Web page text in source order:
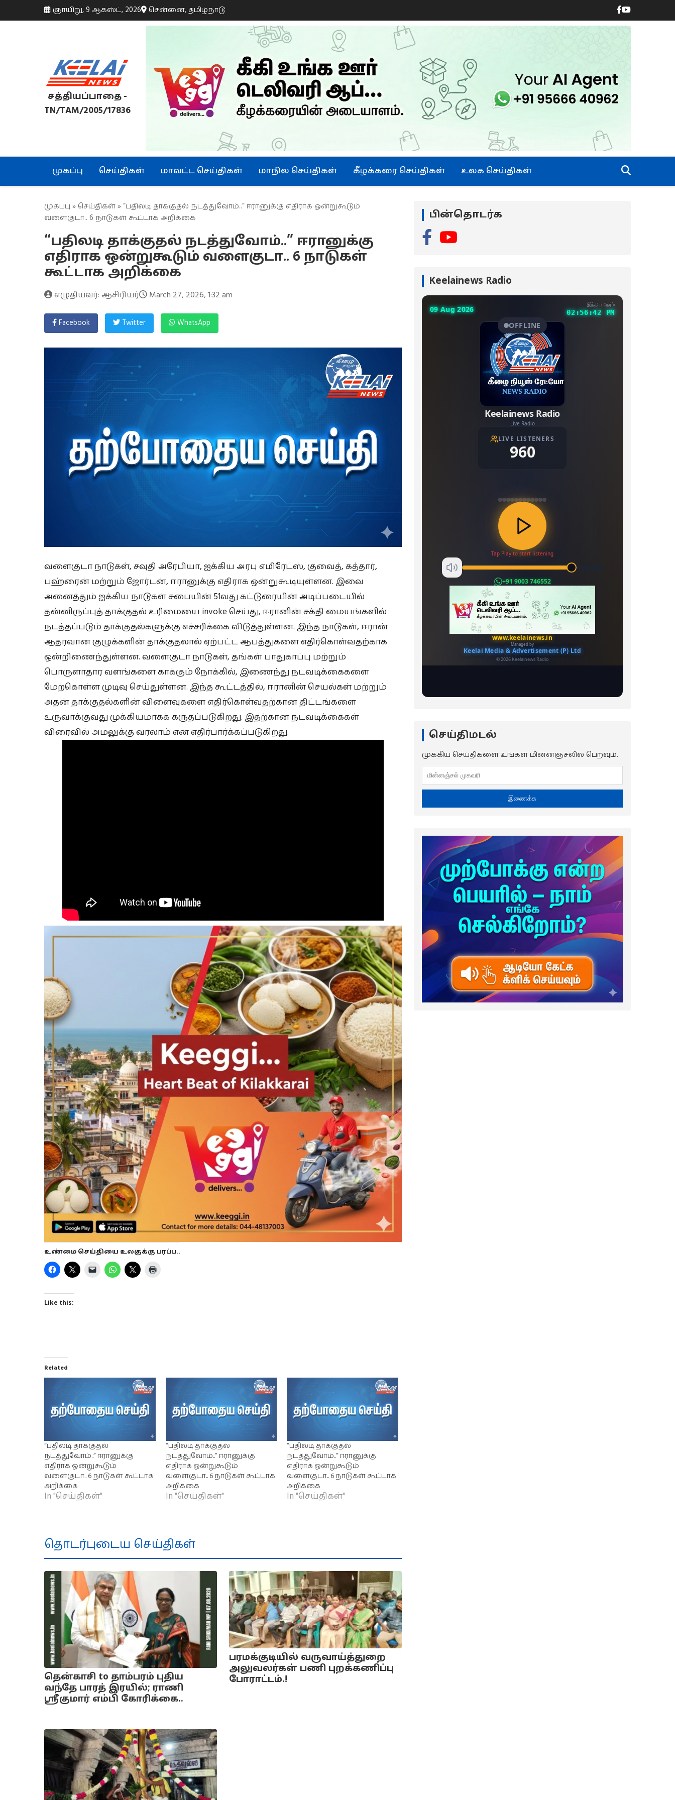
ஞாயிறு, 9 ஆகஸ்ட், 2026 சென்னை, தமிழ்நாடு
சத்தியப்பாதை -
TN/TAM/2005/17836
முகப்பு செய்திகள் மாவட்ட செய்திகள் மாநில செய்திகள் கீழக்கரை செய்திகள் உலக செய்திகள்
முகப்பு » செய்திகள் » “பதிலடி தாக்குதல் நடத்துவோம்..” ஈரானுக்கு எதிராக ஒன்றுகூடும்
வளைகுடா.. 6 நாடுகள் கூட்டாக அறிக்கை
“பதிலடி தாக்குதல் நடத்துவோம்..” ஈரானுக்கு
எதிராக ஒன்றுகூடும் வளைகுடா.. 6 நாடுகள்
கூட்டாக அறிக்கை
எழுதியவர்: ஆசிரியர் March 27, 2026, 1:32 am
Facebook Twitter WhatsApp
வளைகுடா நாடுகள், சவுதி அரேபியா, ஐக்கிய அரபு எமிரேட்ஸ், குவைத், கத்தார்,
பஹ்ரைன் மற்றும் ஜோர்டன், ஈரானுக்கு எதிராக ஒன்றுகூடியுள்ளன. இவை
அனைத்தும் ஐக்கிய நாடுகள் சபையின் 51வது கட்டுரையின் அடிப்படையில்
தன்னிருப்புத் தாக்குதல் உரிமையை invoke செய்து, ஈரானின் சக்தி மையங்களில்
நடத்தப்படும் தாக்குதல்களுக்கு எச்சரிக்கை விடுத்துள்ளன. இந்த நாடுகள், ஈரான்
ஆதரவான குழுக்களின் தாக்குதலால் ஏற்பட்ட ஆபத்துகளை எதிர்கொள்வதற்காக
ஒன்றிணைந்துள்ளன. வளைகுடா நாடுகள், தங்கள் பாதுகாப்பு மற்றும்
பொருளாதார வளங்களை காக்கும் நோக்கில், இணைந்து நடவடிக்கைகளை
மேற்கொள்ள முடிவு செய்துள்ளன. இந்த கூட்டத்தில், ஈரானின் செயல்கள் மற்றும்
அதன் தாக்குதல்களின் விளைவுகளை எதிர்கொள்வதற்கான திட்டங்களை
உருவாக்குவது முக்கியமாகக் கருதப்படுகிறது. இதற்கான நடவடிக்கைகள்
விரைவில் அமலுக்கு வரலாம் என எதிர்பார்க்கப்படுகிறது.
உண்மை செய்தியை உலகுக்கு பரப்ப..
Like this:
Related
“பதிலடி தாக்குதல்
நடத்துவோம்..” ஈரானுக்கு
எதிராக ஒன்றுகூடும்
வளைகுடா.. 6 நாடுகள் கூட்டாக
அறிக்கை
In "செய்திகள்"
“பதிலடி தாக்குதல்
நடத்துவோம்..” ஈரானுக்கு
எதிராக ஒன்றுகூடும்
வளைகுடா.. 6 நாடுகள் கூட்டாக
அறிக்கை
In "செய்திகள்"
“பதிலடி தாக்குதல்
நடத்துவோம்..” ஈரானுக்கு
எதிராக ஒன்றுகூடும்
வளைகுடா.. 6 நாடுகள் கூட்டாக
அறிக்கை
In "செய்திகள்"
தொடர்புடைய செய்திகள்
தென்காசி to தாம்பரம் புதிய
வந்தே பாரத் இரயில்; ராணி
ஸ்ரீகுமார் எம்பி கோரிக்கை..
பரமக்குடியில் வருவாய்த்துறை
அலுவலர்கள் பணி புறக்கணிப்பு
போராட்டம்.!
பின்தொடர்க
Keelainews Radio
செய்திமடல்
முக்கிய செய்திகளை உங்கள் மின்னஞ்சலில் பெறவும்.
இணைக்க